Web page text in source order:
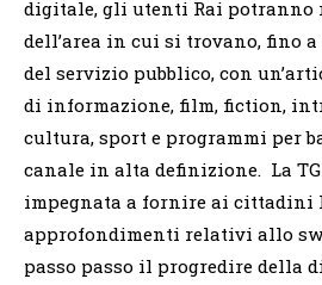
digitale, gli utenti Rai potranno
dell’area in cui si trovano, fino
del servizio pubblico, con
di informazione, film, fiction,
cultura, sport e programmi per
canale in alta definizione. La
impegnata a fornire ai cittadini
approfondimenti relativi allo
passo passo il progredire della